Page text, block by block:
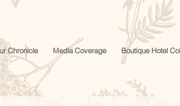
Chronicle Media Coverage Boutique Hotel